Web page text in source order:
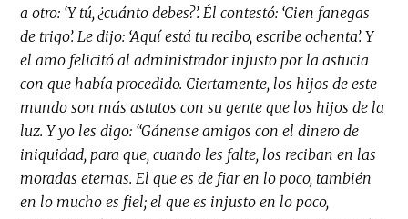
a otro: ‘Y tú, ¿cuánto debes?’. Él contestó: ‘Cien fanegas
de trigo’. Le dijo: ‘Aquí está tu recibo, escribe ochenta’. Y
el amo felicitó al administrador injusto por la astucia
con que había procedido. Ciertamente, los hijos de este
mundo son más astutos con su gente que los hijos de la
luz. Y yo les digo: “Gánense amigos con el dinero de
iniquidad, para que, cuando les falte, los reciban en las
moradas eternas. El que es de fiar en lo poco, también
en lo mucho es fiel; el que es injusto en lo poco,